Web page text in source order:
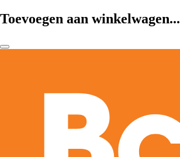
Toevoegen aan winkelwagen...